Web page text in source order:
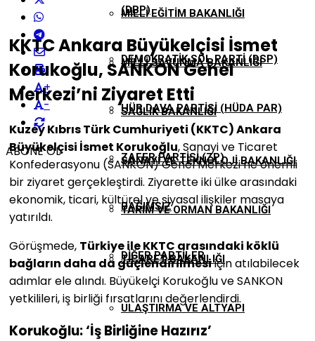
(DBP)
DEMOKRATIK SOL PARTI (DSP)
HÜR DAVA PARTISI (HÜDA PAR)
ZAFER PARTISI (ZP)
BAĞIMSIZ
DIĞER PARTILER
MILLI EĞITIM BAKANLIĞI
MILLI SAVUNMA BAKANLIĞI
SAĞLIK BAKANLIĞI
SANAYI VE TEKNOLOJI BAKANLIĞI
TARIM VE ORMAN BAKANLIĞI
TICARET BAKANLIĞI
ULAŞTIRMA VE ALTYAPI
+
-
ABONE OL
KKTC Ankara Büyükelçisi İsmet
Korukoğlu, SANKON Genel
Merkezi’ni Ziyaret Etti
Kuzey Kıbrıs Türk Cumhuriyeti (KKTC) Ankara
Büyükelçisi İsmet Korukoğlu, Sanayi ve Ticaret
Konfederasyonu (SANKON) Genel Merkezi’ne önemli
bir ziyaret gerçekleştirdi. Ziyarette iki ülke arasındaki
ekonomik, ticari, kültürel ve siyasal ilişkiler masaya
yatırıldı.
Görüşmede, Türkiye ile KKTC arasındaki köklü
bağların daha da güçlendirilmesiiçin atılabilecek
adımlar ele alındı. Büyükelçi Korukoğlu ve SANKON
yetkilileri, iş birliği fırsatlarını değerlendirdi.
Korukoğlu: ‘İş Birliğine Hazırız’